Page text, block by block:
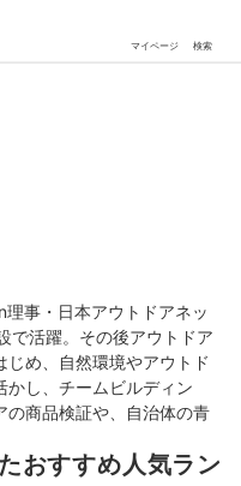
マイページ 検索
事・日本アウトドアネッ
で活躍。その後アウトドア
じめ、自然環境やアウトド
かし、チームビルディン
の商品検証や、自治体の青
おすすめ人気ラン